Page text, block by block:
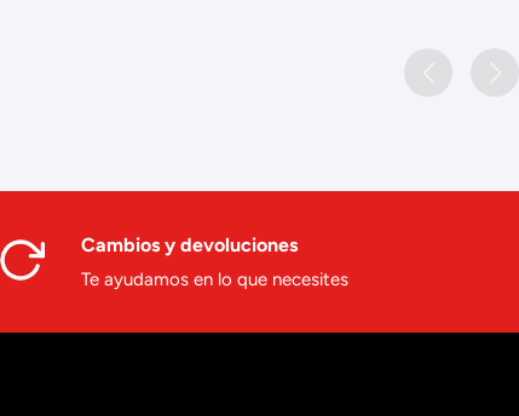
Cambios y devoluciones
Te ayudamos en lo que necesites